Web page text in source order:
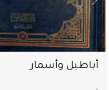
أباطيل وأسمار